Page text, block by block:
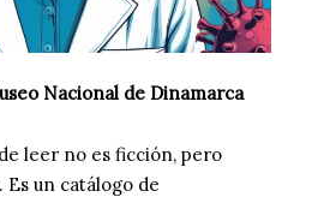
Nacional de Dinamarca
leer no es ficción, pero
un catálogo de